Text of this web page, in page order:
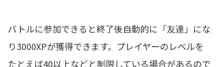
バトルに参加できると終了後自動的に「友達」にな
り3000XPが獲得できます。プレイヤーのレベルを
たとえば40以上などと制限している場合があるので